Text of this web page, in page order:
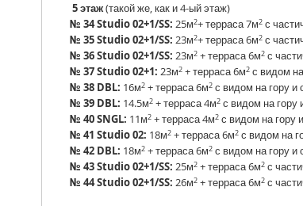
5 этаж(такой же, как и 4-ый этаж)
№ 34 Studio 02+1/SS: 25м2+ терраса 7м2 с
№ 35 Studio 02+1/SS: 23м2+ терраса 6м2 с
№ 36 Studio 02+1/SS: 23м2 + терраса 6м2 с
№ 37 Studio 02+1: 23м2 + терраса 6м2 с видом
№ 38 DBL: 16м2 + терраса 6м2 с видом на гору и
№ 39 DBL: 14.5м2 + терраса 4м2 с видом на гору
№ 40 SNGL: 11м2 + терраса 4м2 с видом на гору
№ 41 Studio 02: 18м2 + терраса 6м2 с видом на
№ 42 DBL: 18м2 + терраса 6м2 с видом на гору и
№ 43 Studio 02+1/SS: 25м2 + терраса 6м2 с
№ 44 Studio 02+1/SS: 26м2 + терраса 6м2 с